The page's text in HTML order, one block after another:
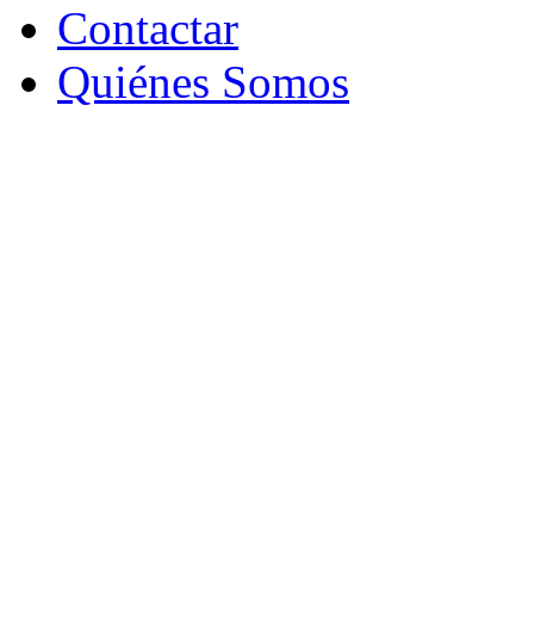
Contactar
Quiénes Somos